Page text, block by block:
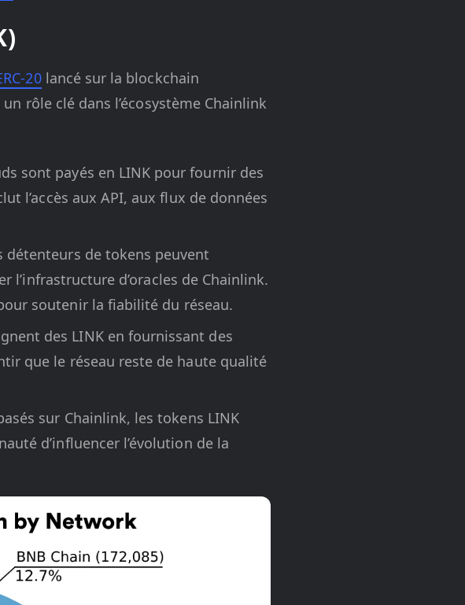
20lancé sur la blockchain
rôle clé dans l’écosystème Chainlink
sont payés en LINK pour fournir des
l’accès aux API, aux flux de données
détenteurs de tokens peuvent
d’oracles de Chainlink.
soutenir la fiabilité du réseau.
des LINK en fournissant des
que le réseau reste de haute qualité
sur Chainlink, les tokens LINK
d’influencer l’évolution de la